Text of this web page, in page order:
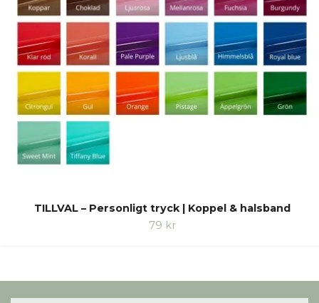
TILLVAL – Personligt tryck | Koppel & halsband
79 kr